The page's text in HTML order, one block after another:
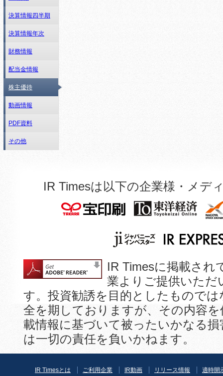
決算情報四半期
決算情報年次
財務情報
配当金情報
株主優待
動画情報
PDF資料
その他
IR Timesは以下の企業様・メデ
IR Timesに掲載され
業よりご提供いただ
す。投資勧誘を目的としたもので
全を期しておりますが、その内容
載情報に基づいて被ったいかなる
は一切の責任を負いかねます。
IR Timesとは ご利用企業 IR動画 リリース情報 適時開